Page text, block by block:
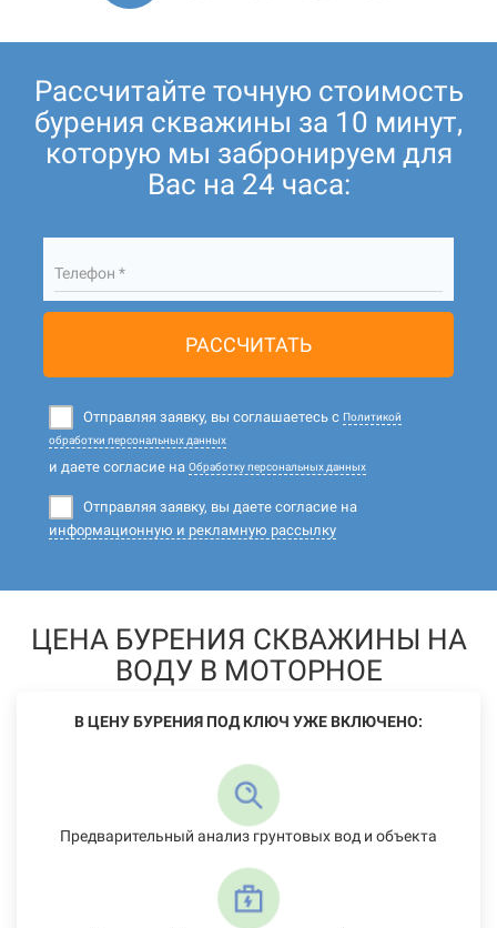
Рассчитайте точную стоимость
бурения скважины за 10 минут,
которую мы забронируем для
Вас на 24 часа:
Телефон *
РАССЧИТАТЬ
Отправляя заявку, вы соглашаетесь с Политикой
обработки персональных данных
и даете согласие на Обработку персональных данных
Отправляя заявку, вы даете согласие на
информационную и рекламную рассылку
ЦЕНА БУРЕНИЯ СКВАЖИНЫ НА
ВОДУ В МОТОРНОЕ
В ЦЕНУ БУРЕНИЯ ПОД КЛЮЧ УЖЕ ВКЛЮЧЕНО:
Предварительный анализ грунтовых вод и объекта